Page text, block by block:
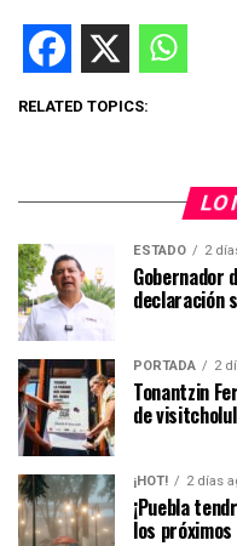
RELATED TOPICS:
LO
ESTADO 2
Gobernador
declaración
PORTADA 2
Tonantzin
de
¡HOT! 2 días
¡Puebla
los